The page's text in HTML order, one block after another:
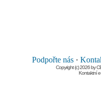
Podpořte nás ·
Copyright (c) 2026 by
Kontaktní